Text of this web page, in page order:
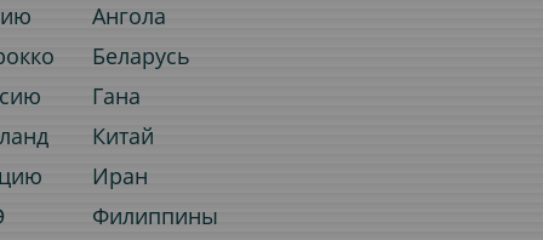
Ангола
Беларусь
Гана
Китай
Иран
Филиппины